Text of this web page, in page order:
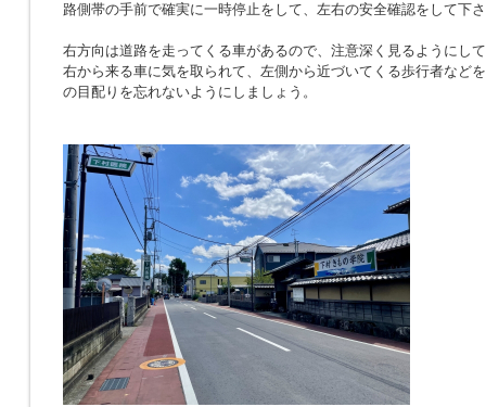
路側帯の手前で確実に一時停止をして、左右の安全確認をして下
右方向は道路を走ってくる車があるので、注意深く見るようにし
右から来る車に気を取られて、左側から近づいてくる歩行者など
の目配りを忘れないようにしましょう。